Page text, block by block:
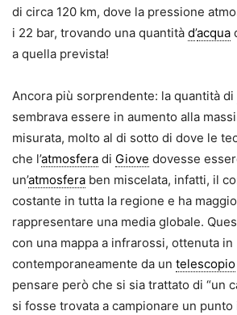
di circa 120 km, dove la pressione
i 22 bar, trovando una quantità d’acqua
a quella prevista!
Ancora più sorprendente: la quantità di
sembrava essere in aumento alla
misurata, molto al di sotto di dove le
che l’atmosfera di Giove dovesse
un’atmosfera ben miscelata, infatti, il
costante in tutta la regione e ha
rappresentare una media globale.
con una mappa a infrarossi, ottenuta in
contemporaneamente da un telescopio
pensare però che si sia trattato di “un
si fosse trovata a campionare un